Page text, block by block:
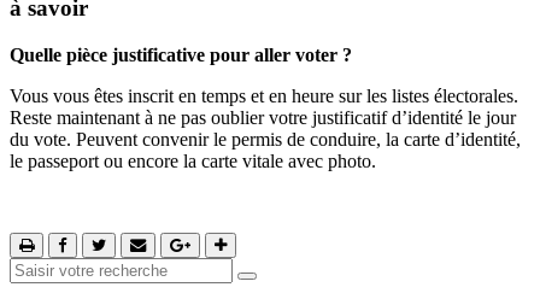
à savoir
Quelle pièce justificative pour aller voter ?
Vous vous êtes inscrit en temps et en heure sur les listes électorales.
Reste maintenant à ne pas oublier votre justificatif d’identité le jour
du vote. Peuvent convenir le permis de conduire, la carte d’identité,
le passeport ou encore la carte vitale avec photo.